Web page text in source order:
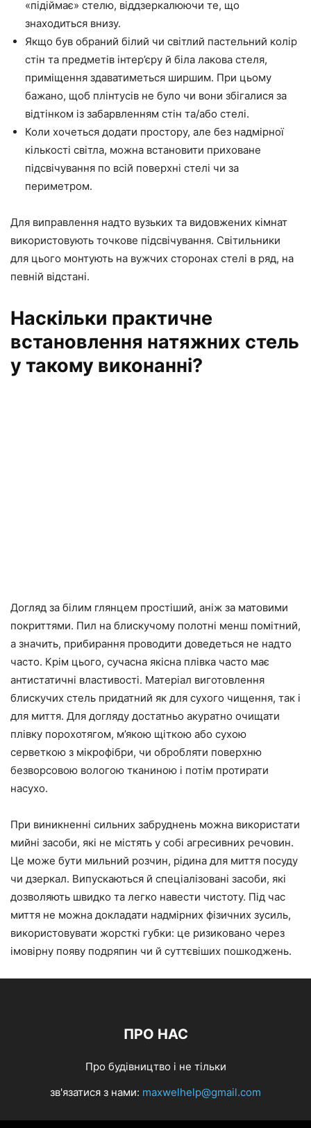
«підіймає» стелю, віддзеркалюючи те, що
знаходиться внизу.
Якщо був обраний білий чи світлий пастельний колір
стін та предметів інтер’єру й біла лакова стеля,
приміщення здаватиметься ширшим. При цьому
бажано, щоб плінтусів не було чи вони збігалися за
відтінком із забарвленням стін та/або стелі.
Коли хочеться додати простору, але без надмірної
кількості світла, можна встановити приховане
підсвічування по всій поверхні стелі чи за
периметром.
Для виправлення надто вузьких та видовжених кімнат
використовують точкове підсвічування. Світильники
для цього монтують на вужчих сторонах стелі в ряд, на
певній відстані.
Наскільки практичне
встановлення натяжних стель
у такому виконанні?
Догляд за білим глянцем простіший, аніж за матовими
покриттями. Пил на блискучому полотні менш помітний,
а значить, прибирання проводити доведеться не надто
часто. Крім цього, сучасна якісна плівка часто має
антистатичні властивості. Матеріал виготовлення
блискучих стель придатний як для сухого чищення, так і
для миття. Для догляду достатньо акуратно очищати
плівку порохотягом, м’якою щіткою або сухою
серветкою з мікрофібри, чи обробляти поверхню
безворсовою вологою тканиною і потім протирати
насухо.
При виникненні сильних забруднень можна використати
мийні засоби, які не містять у собі агресивних речовин.
Це може бути мильний розчин, рідина для миття посуду
чи дзеркал. Випускаються й спеціалізовані засоби, які
дозволяють швидко та легко навести чистоту. Під час
миття не можна докладати надмірних фізичних зусиль,
використовувати жорсткі губки: це ризиковано через
імовірну появу подряпин чи й суттєвіших пошкоджень.
ПРО НАС
Про будівництво і не тільки
зв'язатися з нами: maxwelhelp@gmail.com